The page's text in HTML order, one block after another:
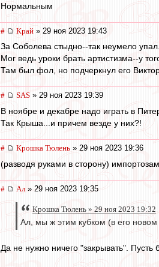
Нормальным
# Край » 29 ноя 2023 19:43
За Соболева стыдно--так неумело
Мог ведь уроки брать артистизма--у
Там был фол, но подчеркнул его
# SAS » 29 ноя 2023 19:39
В ноябре и декабре надо играть в
Так Крыша...и причем везде у них?!
# Крошка Тюлень » 29 ноя 2023 19:36
(разводя руками в сторону)
# Ал » 29 ноя 2023 19:35
Крошка Тюлень » 29 ноя 2023 19:32
Ал, мы ж этим кубком (в его новом
Да не нужно ничего "закрывать".